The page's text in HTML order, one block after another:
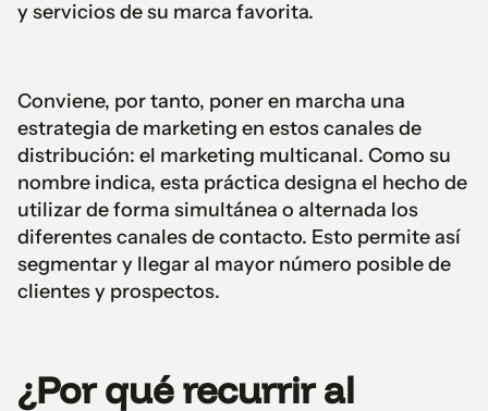
y servicios de su marca favorita.
Conviene, por tanto, poner en marcha una
estrategia de marketing en estos canales de
distribución: el marketing multicanal. Como su
nombre indica, esta práctica designa el hecho de
utilizar de forma simultánea o alternada los
diferentes canales de contacto. Esto permite así
segmentar y llegar al mayor número posible de
clientes y prospectos.
¿Por qué recurrir al